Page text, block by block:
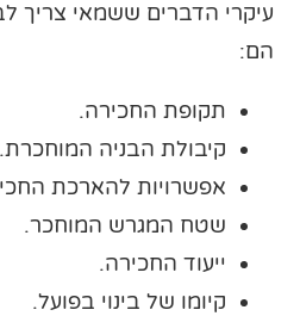
עיקרי הדברים ששמאי צריך
הם:
תקופת החכירה.
קיבולת הבניה המוחכרת.
אפשרויות להארכת
שטח המגרש המוחכר.
ייעוד החכירה.
קיומו של בינוי בפועל.